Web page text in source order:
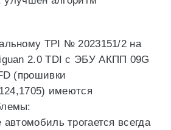
TPI № 2023151/2 на
2.0 TDI с ЭБУ АКПП 09G
(прошивки
имеются
трогается всегда